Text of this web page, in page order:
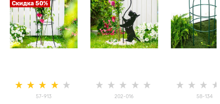
Скидка 50%
57-913 202-016 58-134